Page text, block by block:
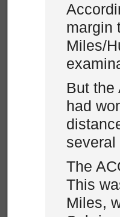
margin
Miles/
But the
had
The
This
Miles,